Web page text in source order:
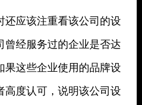
应该注重看该公司的设
经服务过的企业是否达
这些企业使用的品牌设
度认可，说明该公司设